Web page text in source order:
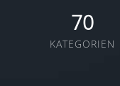
70
KATEGORIEN